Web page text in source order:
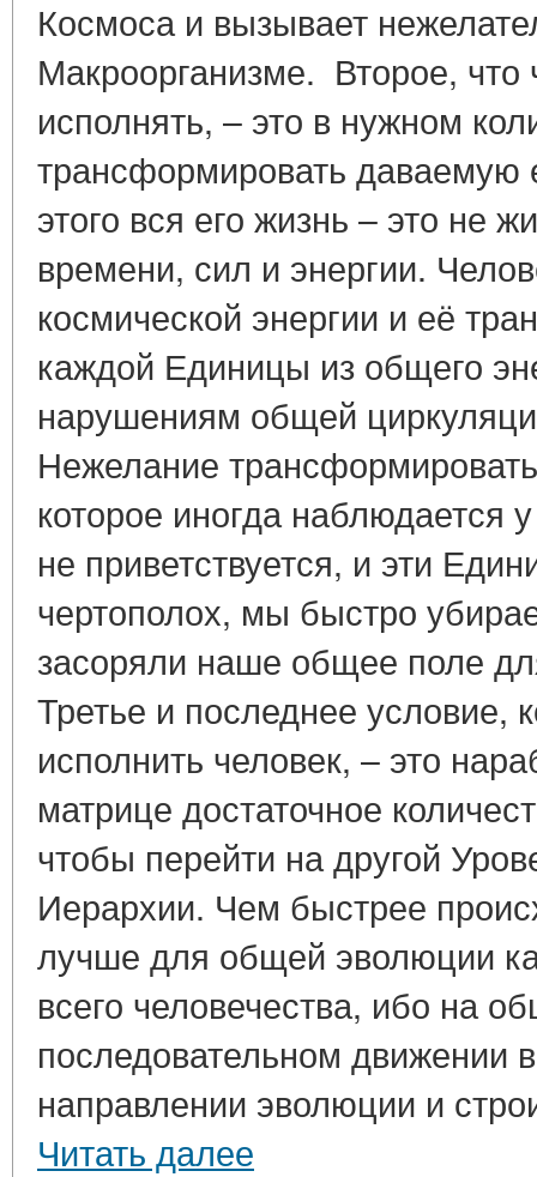
Космоса и вызывает
Макроорганизме. Второе, что
исполнять, – это в нужном
трансформировать даваемую
этого вся его жизнь – это не
времени, сил и энергии.
космической энергии и её
каждой Единицы из общего
нарушениям общей
Нежелание
которое иногда
не приветствуется, и эти
чертополох, мы быстро
засоряли наше общее поле
Третье и последнее условие,
исполнить человек, – это
матрице достаточное
чтобы перейти на другой
Иерархии. Чем быстрее
лучше для общей эволюции
всего человечества, ибо на
последовательном движении
направлении эволюции и
Читать далее